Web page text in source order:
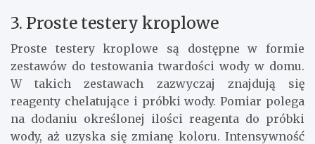
3. Proste testery kroplowe
Proste testery kroplowe są dostępne w formie
zestawów do testowania twardości wody w domu.
W takich zestawach zazwyczaj znajdują się
reagenty chelatujące i próbki wody. Pomiar polega
na dodaniu określonej ilości reagenta do próbki
wody, aż uzyska się zmianę koloru. Intensywność